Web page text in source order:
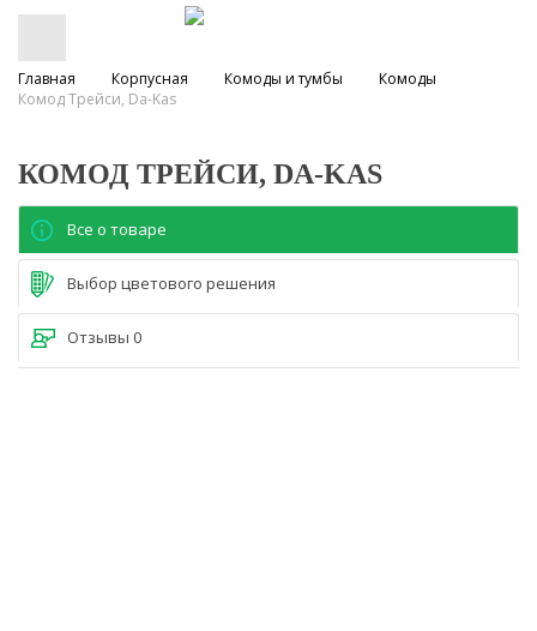
Главная Корпусная Комоды и тумбы
Комоды
Комод Трейси, Da-Kas
КОМОД ТРЕЙСИ, DA-KAS
Все о товаре
Выбор цветового решения
Отзывы 0